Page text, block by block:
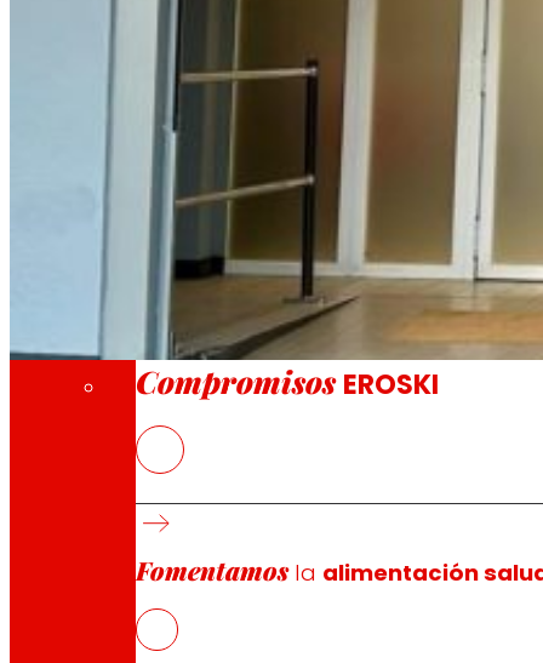
Fundación
A través de nuestra Fundación
Compromisos
Compromisos EROSKI
Fomentamosla alimentación
La nueva tienda franquiciada ofrece a los
EROSKI mantiene el ritmo de aperturas